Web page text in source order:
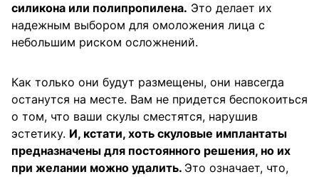
силикона или полипропилена. Это делает их
надежным выбором для омоложения лица с
небольшим риском осложнений.
Как только они будут размещены, они навсегда
останутся на месте. Вам не придется беспокоиться
о том, что ваши скулы сместятся, нарушив
эстетику. И, кстати, хоть скуловые имплантаты
предназначены для постоянного решения, но их
при желании можно удалить. Это означает, что,